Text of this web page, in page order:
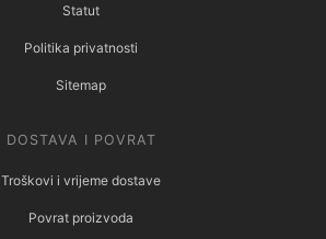
Statut
Politika privatnosti
Sitemap
DOSTAVA I POVRAT
Troškovi i vrijeme dostave
Povrat proizvoda